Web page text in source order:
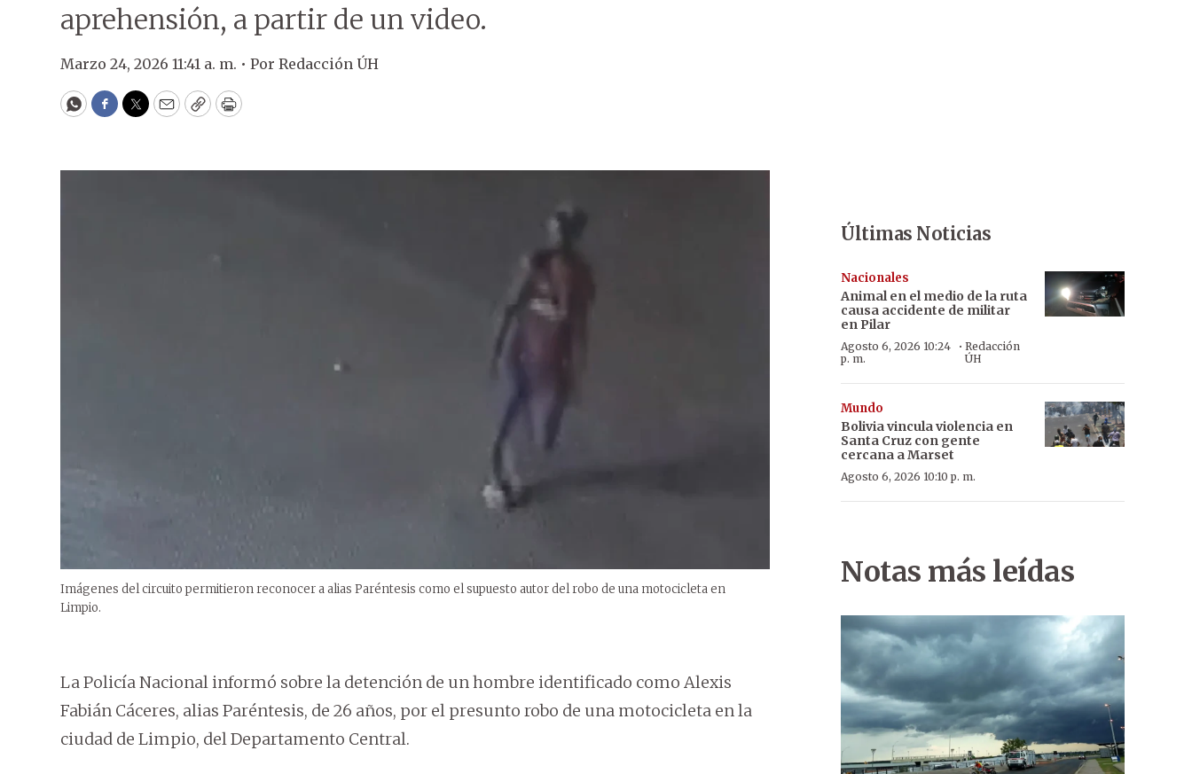
aprehensión, a partir de un video.
Marzo 24, 2026 11:41 a. m. • Por Redacción ÚH
WhatsApp
Facebook
Twitter
EmailCopyPrint
Imágenes del circuito permitieron reconocer a alias Paréntesis como el supuesto autor del robo de una motocicleta en
Limpio.
La Policía Nacional informó sobre la detención de un hombre identificado como Alexis
Fabián Cáceres, alias Paréntesis, de 26 años, por el presunto robo de una motocicleta en la
ciudad de Limpio, del Departamento Central.
Últimas Noticias
Nacionales
Animal en el medio de la ruta
causa accidente de militar
en Pilar
Agosto 6, 2026 10:24
p. m.
· Redacción
ÚH
Mundo
Bolivia vincula violencia en
Santa Cruz con gente
cercana a Marset
Agosto 6, 2026 10:10 p. m.
Notas más leídas